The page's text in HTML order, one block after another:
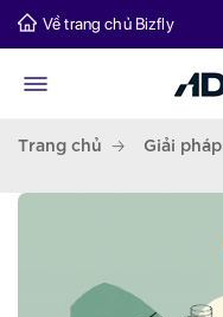
Về trang chủ Bizfly
Trang chủ Giải pháp